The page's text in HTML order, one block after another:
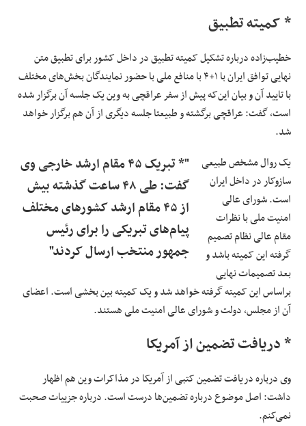
* کمیته تطبیق
خطیب‌زاده درباره تشکیل کمیته تطبیق در داخل کشور برای تطبیق متن
نهایی توافق ایران با ۱+۴ با منافع ملی با حضور نمایندگان بخش‌های مختلف
با تایید آن و بیان این‌که پیش از سفر عراقچی به وین یک جلسه آن برگزار شده
است، گفت:‌ عراقچی برگشته و طبیعتا جلسه‌ دیگری از آن هم برگزار خواهد
شد.
"* تبریک ۴۵ مقام ارشد خارجی وی
گفت: طی ۴۸ ساعت گذشته بیش
از ۴۵ مقام ارشد کشورهای مختلف
پیام‌های تبریکی را برای رئیس
جمهور منتخب ارسال کردند"
یک روال مشخص طبیعی
سازوکار در داخل ایران
است. شورای عالی
امنیت ملی با نظرات
مقام عالی نظام تصمیم
گرفته این کمیته باشد و
بعد تصمیمات نهایی
براساس این کمیته گرفته خواهد شد و یک کمیته بین بخشی است. اعضای
آن از مجلس، دولت و شورای عالی امنیت ملی هستند.
* دریافت تضمین از آمریکا
وی درباره دریافت تضمین کتبی از آمریکا در مذاکرات وین هم اظهار
داشت: اصل موضوع درباره تضمین‌ها درست است. درباره جزییات صحبت
نمی‌کنم.